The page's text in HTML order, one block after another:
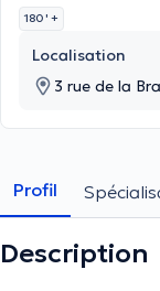
180 ' +
Localisation
3 rue de la
Profil
Description